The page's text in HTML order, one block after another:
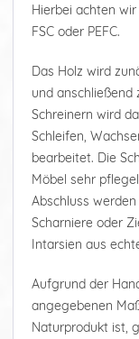
Hierbei achten
FSC oder PEFC.
Das Holz wird
und anschließend
Schreinern wird
Schleifen,
bearbeitet. Die
Möbel sehr
Abschluss
Scharniere oder
Intarsien aus
Aufgrund der
angegebenen
Naturprodukt ist,